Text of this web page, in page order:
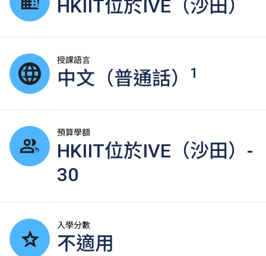
HKIIT位於IVE（沙田）
授課語言
中文（普通話） 1
預算學額
HKIIT位於IVE（沙田）-
30
入學分數
不適用